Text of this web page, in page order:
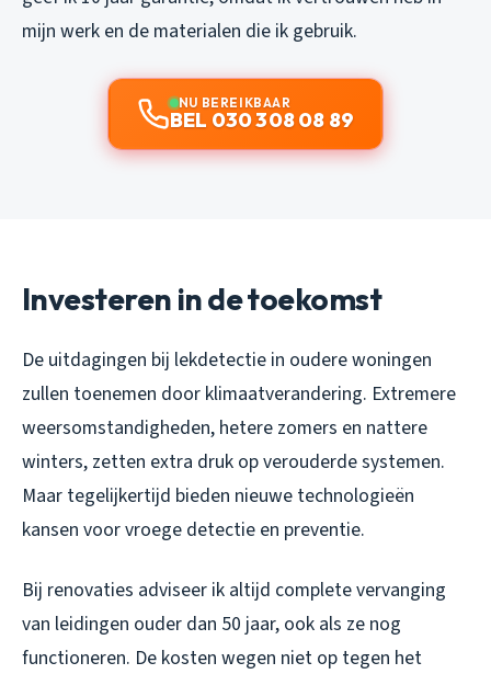
mijn werk en de materialen die ik gebruik.
NU BEREIKBAAR
BEL 030 308 08 89
Investeren in de toekomst
De uitdagingen bij lekdetectie in oudere woningen
zullen toenemen door klimaatverandering. Extremere
weersomstandigheden, hetere zomers en nattere
winters, zetten extra druk op verouderde systemen.
Maar tegelijkertijd bieden nieuwe technologieën
kansen voor vroege detectie en preventie.
Bij renovaties adviseer ik altijd complete vervanging
van leidingen ouder dan 50 jaar, ook als ze nog
functioneren. De kosten wegen niet op tegen het